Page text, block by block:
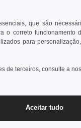
Deixe-
Preços de
que são
o correto funcionamento
para
de terceiros, consulte a
Aceitar tudo